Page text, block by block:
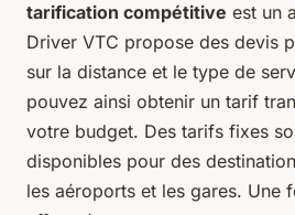
tarification compétitive est un
Driver VTC propose des devis
sur la distance et le type de
pouvez ainsi obtenir un tarif
votre budget. Des tarifs fixes
disponibles pour des
les aéroports et les gares. Une